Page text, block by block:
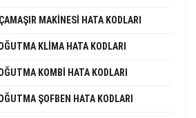
MAKINESI HATA KODLARI
KLIMA HATA KODLARI
KOMBI HATA KODLARI
ŞOFBEN HATA KODLARI